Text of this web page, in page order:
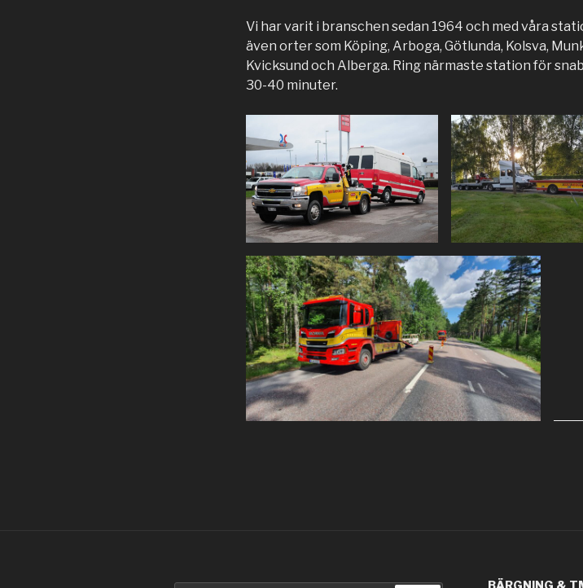
Vi har varit i branschen sedan 1964 och med våra
även orter som Köping, Arboga, Götlunda, Kolsva,
Kvicksund och Alberga. Ring närmaste station för
30-40 minuter.